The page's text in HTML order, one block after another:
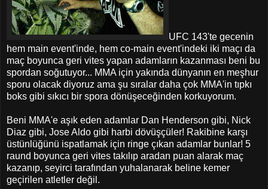
UFC 143'te gecenin
hem main event'inde, hem co-main event'indeki iki maçı da
maç boyunca geri vites yapan adamların kazanması beni bu
spordan soğutuyor... MMA için yakında dünyanın en meşhur
sporu olacak diyoruz ama şu sıralar daha çok MMA'in tıpkı
boks gibi sıkıcı bir spora dönüşeceğinden korkuyorum.
Beni MMA'e aşık eden adamlar Dan Henderson gibi, Nick
Diaz gibi, Jose Aldo gibi harbi dövüşçüler! Rakibine karşı
üstünlüğünü ispatlamak için ringe çıkan adamlar bunlar! 5
raund boyunca geri vites takılıp aradan puan alarak maç
kazanıp, seyirci tarafından yuhalanarak beline kemer
geçirilen atletler değil.